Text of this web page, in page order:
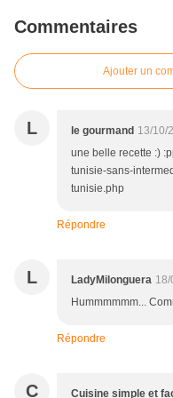
Commentaires
Ajouter un
L le gourmand 13/10/
une belle recette :)
tunisie-sans-
tunisie.php
Répondre
L LadyMilonguera 18/
Hummmmmm...
Répondre
C Cuisine simple et